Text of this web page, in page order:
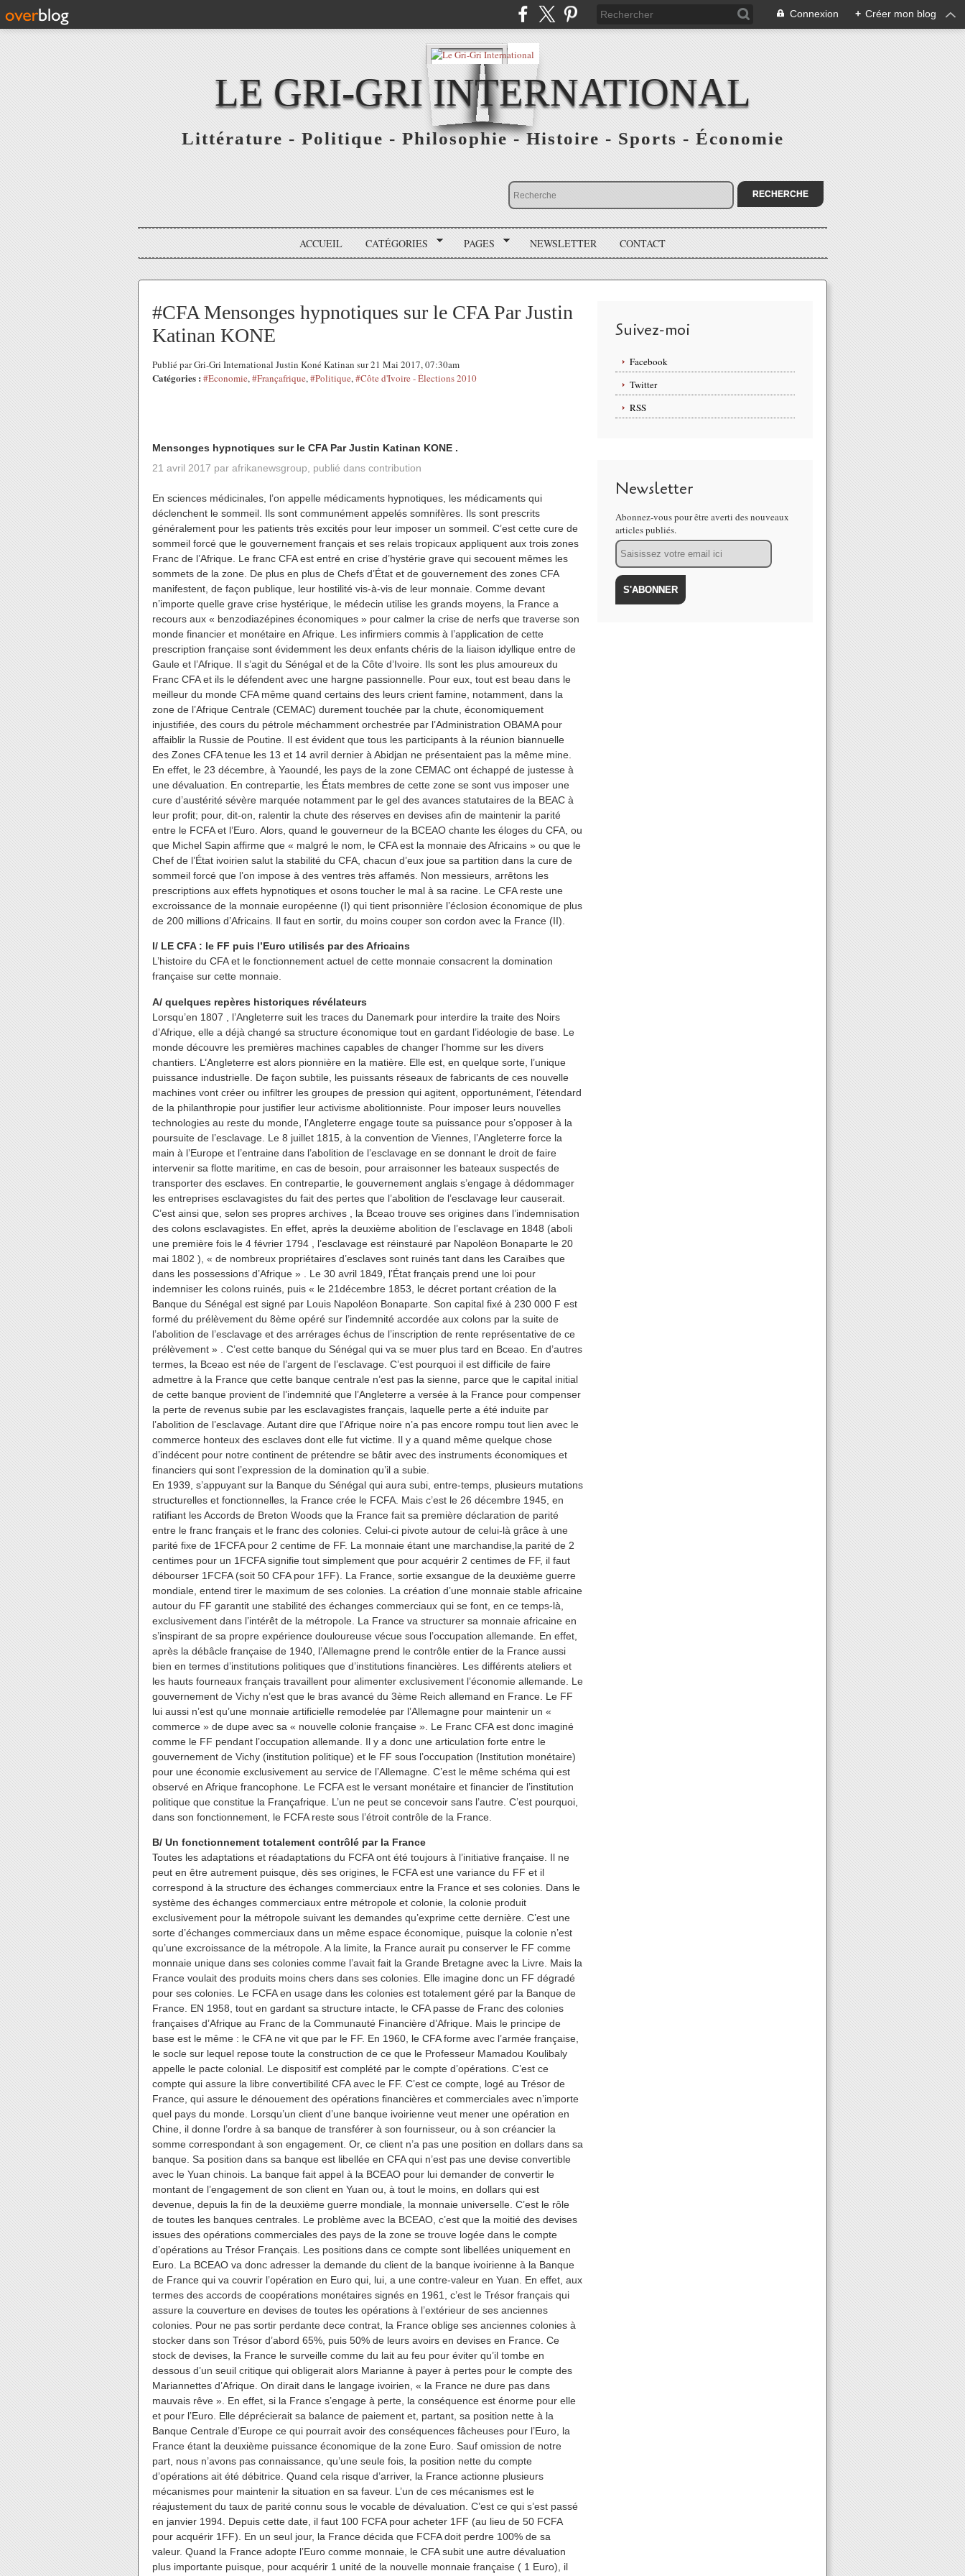
Connexion + Créer mon blog
LE GRI-GRI INTERNATIONAL
Littérature - Politique - Philosophie - Histoire - Sports - Économie
ACCUEIL CATÉGORIES PAGES NEWSLETTER CONTACT
#CFA Mensonges hypnotiques sur le CFA Par Justin
Katinan KONE
Publié par Gri-Gri International Justin Koné Katinan sur 21 Mai 2017, 07:30am
Catégories : #Economie,#Françafrique,#Politique,#Côte d'Ivoire - Élections 2010
Mensonges hypnotiques sur le CFA Par Justin Katinan KONE .
21 avril 2017 par afrikanewsgroup, publié dans contribution
En sciences médicinales, l’on appelle médicaments hypnotiques, les médicaments qui
déclenchent le sommeil. Ils sont communément appelés somnifères. Ils sont prescrits
généralement pour les patients très excités pour leur imposer un sommeil. C’est cette cure de
sommeil forcé que le gouvernement français et ses relais tropicaux appliquent aux trois zones
Franc de l’Afrique. Le franc CFA est entré en crise d’hystérie grave qui secouent mêmes les
sommets de la zone. De plus en plus de Chefs d’État et de gouvernement des zones CFA
manifestent, de façon publique, leur hostilité vis-à-vis de leur monnaie. Comme devant
n’importe quelle grave crise hystérique, le médecin utilise les grands moyens, la France a
recours aux « benzodiazépines économiques » pour calmer la crise de nerfs que traverse son
monde financier et monétaire en Afrique. Les infirmiers commis à l’application de cette
prescription française sont évidemment les deux enfants chéris de la liaison idyllique entre de
Gaule et l’Afrique. Il s’agit du Sénégal et de la Côte d’Ivoire. Ils sont les plus amoureux du
Franc CFA et ils le défendent avec une hargne passionnelle. Pour eux, tout est beau dans le
meilleur du monde CFA même quand certains des leurs crient famine, notamment, dans la
zone de l’Afrique Centrale (CEMAC) durement touchée par la chute, économiquement
injustifiée, des cours du pétrole méchamment orchestrée par l’Administration OBAMA pour
affaiblir la Russie de Poutine. Il est évident que tous les participants à la réunion biannuelle
des Zones CFA tenue les 13 et 14 avril dernier à Abidjan ne présentaient pas la même mine.
En effet, le 23 décembre, à Yaoundé, les pays de la zone CEMAC ont échappé de justesse à
une dévaluation. En contrepartie, les États membres de cette zone se sont vus imposer une
cure d’austérité sévère marquée notamment par le gel des avances statutaires de la BEAC à
leur profit; pour, dit-on, ralentir la chute des réserves en devises afin de maintenir la parité
entre le FCFA et l’Euro. Alors, quand le gouverneur de la BCEAO chante les éloges du CFA, ou
que Michel Sapin affirme que « malgré le nom, le CFA est la monnaie des Africains » ou que le
Chef de l’État ivoirien salut la stabilité du CFA, chacun d’eux joue sa partition dans la cure de
sommeil forcé que l’on impose à des ventres très affamés. Non messieurs, arrêtons les
prescriptions aux effets hypnotiques et osons toucher le mal à sa racine. Le CFA reste une
excroissance de la monnaie européenne (I) qui tient prisonnière l’éclosion économique de plus
de 200 millions d’Africains. Il faut en sortir, du moins couper son cordon avec la France (II).
I/ LE CFA : le FF puis l’Euro utilisés par des Africains
L’histoire du CFA et le fonctionnement actuel de cette monnaie consacrent la domination
française sur cette monnaie.
A/ quelques repères historiques révélateurs
Lorsqu’en 1807 , l’Angleterre suit les traces du Danemark pour interdire la traite des Noirs
d’Afrique, elle a déjà changé sa structure économique tout en gardant l’idéologie de base. Le
monde découvre les premières machines capables de changer l’homme sur les divers
chantiers. L’Angleterre est alors pionnière en la matière. Elle est, en quelque sorte, l’unique
puissance industrielle. De façon subtile, les puissants réseaux de fabricants de ces nouvelle
machines vont créer ou infiltrer les groupes de pression qui agitent, opportunément, l’étendard
de la philanthropie pour justifier leur activisme abolitionniste. Pour imposer leurs nouvelles
technologies au reste du monde, l’Angleterre engage toute sa puissance pour s’opposer à la
poursuite de l’esclavage. Le 8 juillet 1815, à la convention de Viennes, l’Angleterre force la
main à l’Europe et l’entraine dans l’abolition de l’esclavage en se donnant le droit de faire
intervenir sa flotte maritime, en cas de besoin, pour arraisonner les bateaux suspectés de
transporter des esclaves. En contrepartie, le gouvernement anglais s’engage à dédommager
les entreprises esclavagistes du fait des pertes que l’abolition de l’esclavage leur causerait.
C’est ainsi que, selon ses propres archives , la Bceao trouve ses origines dans l’indemnisation
des colons esclavagistes. En effet, après la deuxième abolition de l’esclavage en 1848 (aboli
une première fois le 4 février 1794 , l’esclavage est réinstauré par Napoléon Bonaparte le 20
mai 1802 ), « de nombreux propriétaires d’esclaves sont ruinés tant dans les Caraïbes que
dans les possessions d’Afrique » . Le 30 avril 1849, l’État français prend une loi pour
indemniser les colons ruinés, puis « le 21décembre 1853, le décret portant création de la
Banque du Sénégal est signé par Louis Napoléon Bonaparte. Son capital fixé à 230 000 F est
formé du prélèvement du 8ème opéré sur l’indemnité accordée aux colons par la suite de
l’abolition de l’esclavage et des arrérages échus de l’inscription de rente représentative de ce
prélèvement » . C’est cette banque du Sénégal qui va se muer plus tard en Bceao. En d’autres
termes, la Bceao est née de l’argent de l’esclavage. C’est pourquoi il est difficile de faire
admettre à la France que cette banque centrale n’est pas la sienne, parce que le capital initial
de cette banque provient de l’indemnité que l’Angleterre a versée à la France pour compenser
la perte de revenus subie par les esclavagistes français, laquelle perte a été induite par
l’abolition de l’esclavage. Autant dire que l’Afrique noire n’a pas encore rompu tout lien avec le
commerce honteux des esclaves dont elle fut victime. Il y a quand même quelque chose
d’indécent pour notre continent de prétendre se bâtir avec des instruments économiques et
financiers qui sont l’expression de la domination qu’il a subie.
En 1939, s’appuyant sur la Banque du Sénégal qui aura subi, entre-temps, plusieurs mutations
structurelles et fonctionnelles, la France crée le FCFA. Mais c’est le 26 décembre 1945, en
ratifiant les Accords de Breton Woods que la France fait sa première déclaration de parité
entre le franc français et le franc des colonies. Celui-ci pivote autour de celui-là grâce à une
parité fixe de 1FCFA pour 2 centime de FF. La monnaie étant une marchandise,la parité de 2
centimes pour un 1FCFA signifie tout simplement que pour acquérir 2 centimes de FF, il faut
débourser 1FCFA (soit 50 CFA pour 1FF). La France, sortie exsangue de la deuxième guerre
mondiale, entend tirer le maximum de ses colonies. La création d’une monnaie stable africaine
autour du FF garantit une stabilité des échanges commerciaux qui se font, en ce temps-là,
exclusivement dans l’intérêt de la métropole. La France va structurer sa monnaie africaine en
s’inspirant de sa propre expérience douloureuse vécue sous l’occupation allemande. En effet,
après la débâcle française de 1940, l’Allemagne prend le contrôle entier de la France aussi
bien en termes d’institutions politiques que d’institutions financières. Les différents ateliers et
les hauts fourneaux français travaillent pour alimenter exclusivement l’économie allemande. Le
gouvernement de Vichy n’est que le bras avancé du 3ème Reich allemand en France. Le FF
lui aussi n’est qu’une monnaie artificielle remodelée par l’Allemagne pour maintenir un «
commerce » de dupe avec sa « nouvelle colonie française ». Le Franc CFA est donc imaginé
comme le FF pendant l’occupation allemande. Il y a donc une articulation forte entre le
gouvernement de Vichy (institution politique) et le FF sous l’occupation (Institution monétaire)
pour une économie exclusivement au service de l’Allemagne. C’est le même schéma qui est
observé en Afrique francophone. Le FCFA est le versant monétaire et financier de l’institution
politique que constitue la Françafrique. L’un ne peut se concevoir sans l’autre. C’est pourquoi,
dans son fonctionnement, le FCFA reste sous l’étroit contrôle de la France.
B/ Un fonctionnement totalement contrôlé par la France
Toutes les adaptations et réadaptations du FCFA ont été toujours à l’initiative française. Il ne
peut en être autrement puisque, dès ses origines, le FCFA est une variance du FF et il
correspond à la structure des échanges commerciaux entre la France et ses colonies. Dans le
système des échanges commerciaux entre métropole et colonie, la colonie produit
exclusivement pour la métropole suivant les demandes qu’exprime cette dernière. C’est une
sorte d’échanges commerciaux dans un même espace économique, puisque la colonie n’est
qu’une excroissance de la métropole. A la limite, la France aurait pu conserver le FF comme
monnaie unique dans ses colonies comme l’avait fait la Grande Bretagne avec la Livre. Mais la
France voulait des produits moins chers dans ses colonies. Elle imagine donc un FF dégradé
pour ses colonies. Le FCFA en usage dans les colonies est totalement géré par la Banque de
France. EN 1958, tout en gardant sa structure intacte, le CFA passe de Franc des colonies
françaises d’Afrique au Franc de la Communauté Financière d’Afrique. Mais le principe de
base est le même : le CFA ne vit que par le FF. En 1960, le CFA forme avec l’armée française,
le socle sur lequel repose toute la construction de ce que le Professeur Mamadou Koulibaly
appelle le pacte colonial. Le dispositif est complété par le compte d’opérations. C’est ce
compte qui assure la libre convertibilité CFA avec le FF. C’est ce compte, logé au Trésor de
France, qui assure le dénouement des opérations financières et commerciales avec n’importe
quel pays du monde. Lorsqu’un client d’une banque ivoirienne veut mener une opération en
Chine, il donne l’ordre à sa banque de transférer à son fournisseur, ou à son créancier la
somme correspondant à son engagement. Or, ce client n’a pas une position en dollars dans sa
banque. Sa position dans sa banque est libellée en CFA qui n’est pas une devise convertible
avec le Yuan chinois. La banque fait appel à la BCEAO pour lui demander de convertir le
montant de l’engagement de son client en Yuan ou, à tout le moins, en dollars qui est
devenue, depuis la fin de la deuxième guerre mondiale, la monnaie universelle. C’est le rôle
de toutes les banques centrales. Le problème avec la BCEAO, c’est que la moitié des devises
issues des opérations commerciales des pays de la zone se trouve logée dans le compte
d’opérations au Trésor Français. Les positions dans ce compte sont libellées uniquement en
Euro. La BCEAO va donc adresser la demande du client de la banque ivoirienne à la Banque
de France qui va couvrir l’opération en Euro qui, lui, a une contre-valeur en Yuan. En effet, aux
termes des accords de coopérations monétaires signés en 1961, c’est le Trésor français qui
assure la couverture en devises de toutes les opérations à l’extérieur de ses anciennes
colonies. Pour ne pas sortir perdante dece contrat, la France oblige ses anciennes colonies à
stocker dans son Trésor d’abord 65%, puis 50% de leurs avoirs en devises en France. Ce
stock de devises, la France le surveille comme du lait au feu pour éviter qu’il tombe en
dessous d’un seuil critique qui obligerait alors Marianne à payer à pertes pour le compte des
Mariannettes d’Afrique. On dirait dans le langage ivoirien, « la France ne dure pas dans
mauvais rêve ». En effet, si la France s’engage à perte, la conséquence est énorme pour elle
et pour l’Euro. Elle déprécierait sa balance de paiement et, partant, sa position nette à la
Banque Centrale d’Europe ce qui pourrait avoir des conséquences fâcheuses pour l’Euro, la
France étant la deuxième puissance économique de la zone Euro. Sauf omission de notre
part, nous n’avons pas connaissance, qu’une seule fois, la position nette du compte
d’opérations ait été débitrice. Quand cela risque d’arriver, la France actionne plusieurs
mécanismes pour maintenir la situation en sa faveur. L’un de ces mécanismes est le
réajustement du taux de parité connu sous le vocable de dévaluation. C’est ce qui s’est passé
en janvier 1994. Depuis cette date, il faut 100 FCFA pour acheter 1FF (au lieu de 50 FCFA
pour acquérir 1FF). En un seul jour, la France décida que FCFA doit perdre 100% de sa
valeur. Quand la France adopte l’Euro comme monnaie, le CFA subit une autre dévaluation
plus importante puisque, pour acquérir 1 unité de la nouvelle monnaie française ( 1 Euro), il
Suivez-moi
Facebook
Twitter
RSS
Newsletter
Abonnez-vous pour être averti des nouveaux
articles publiés.
Email